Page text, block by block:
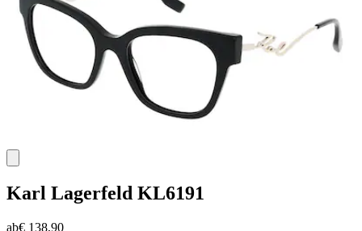
Karl Lagerfeld KL6191
ab€ 138,90